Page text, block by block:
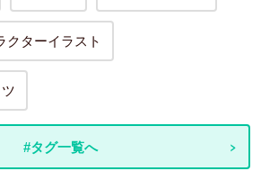
クターイラスト
#タグ一覧へ